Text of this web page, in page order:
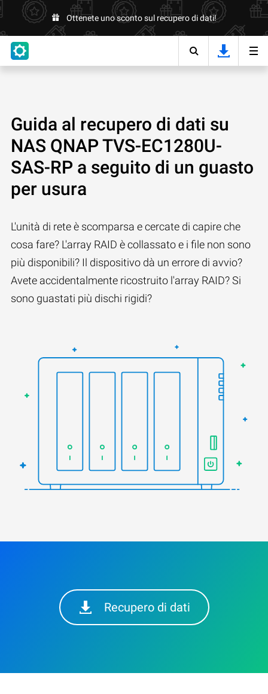
Ottenete uno sconto sul recupero di dati!
Guida al recupero di dati su
NAS QNAP TVS-EC1280U-
SAS-RP a seguito di un guasto
per usura
L'unità di rete è scomparsa e cercate di capire che
cosa fare? L'array RAID è collassato e i file non sono
più disponibili? Il dispositivo dà un errore di avvio?
Avete accidentalmente ricostruito l'array RAID? Si
sono guastati più dischi rigidi?
Recupero di dati